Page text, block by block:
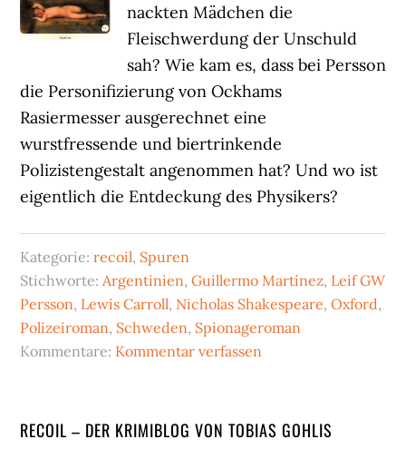
nackten Mädchen die
Fleischwerdung der Unschuld
sah? Wie kam es, dass bei Persson
die Personifizierung von Ockhams
Rasiermesser ausgerechnet eine
wurstfressende und biertrinkende
Polizistengestalt angenommen hat? Und wo ist
eigentlich die Entdeckung des Physikers?
Kategorie:recoil, Spuren
Stichworte: Argentinien,Guillermo Martínez, Leif GW
Persson, Lewis Carroll, Nicholas Shakespeare,Oxford,
Polizeiroman, Schweden, Spionageroman
Kommentare: Kommentar verfassen
Seitenspalte
RECOIL – DER KRIMIBLOG VON TOBIAS GOHLIS